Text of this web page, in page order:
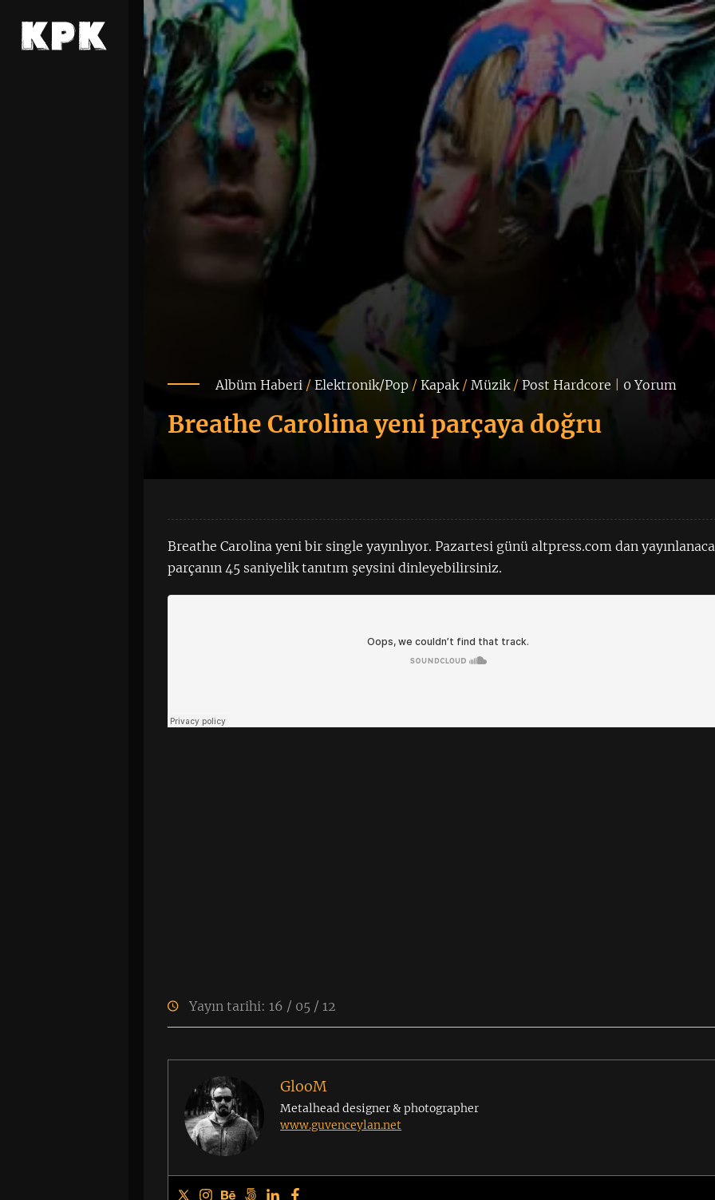
Albüm Haberi /Elektronik/Pop /Kapak/Müzik/Post Hardcore 0 Yorum
Breathe Carolina yeni parçaya doğru
Breathe Carolina yeni bir single yayınlıyor. Pazartesi günü altpress.com dan
parçanın 45 saniyelik tanıtım şeysini dinleyebilirsiniz.
Yayın tarihi: 16 / 05 / 12
GlooM
Metalhead designer & photographer
www.guvenceylan.net